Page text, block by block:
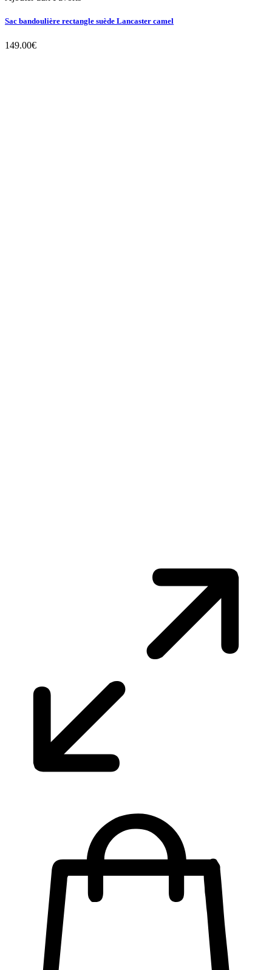
Sac bandoulière rectangle suède Lancaster camel
149.00€